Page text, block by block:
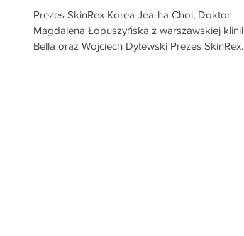
Prezes SkinRex Korea Jea-ha Choi, Doktor
Magdalena Łopuszyńska z warszawskiej kliniki
Bella oraz Wojciech Dytewski Prezes SkinRex